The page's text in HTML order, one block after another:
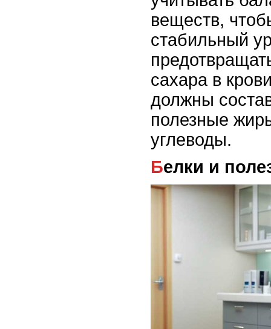
веществ,
стабильный
сахара в
должны
полезные
углеводы.
Белки и